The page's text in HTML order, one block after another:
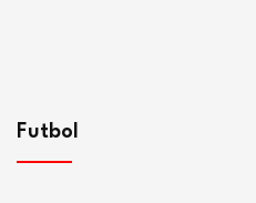
Futbol